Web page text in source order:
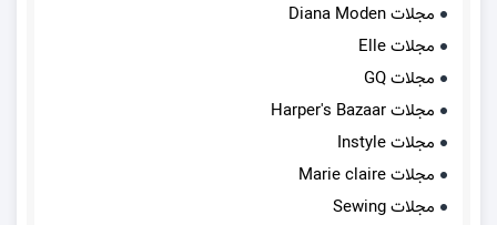
مجلات Diana Moden
مجلات Elle
مجلات GQ
مجلات Harper's Bazaar
مجلات Instyle
مجلات Marie claire
مجلات Sewing